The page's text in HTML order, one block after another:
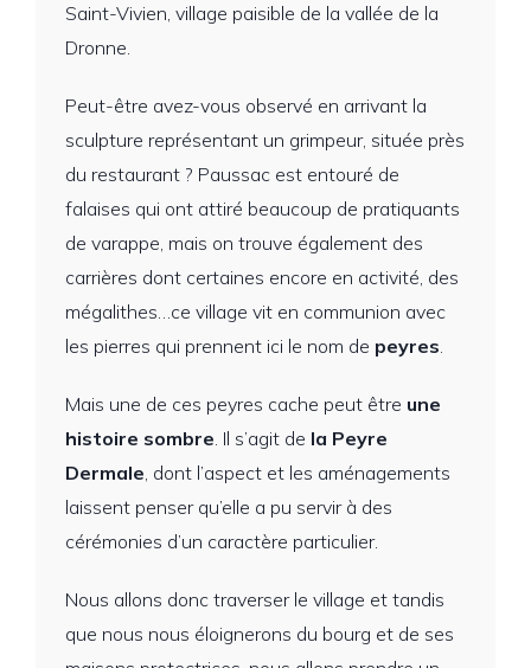
Saint-Vivien, village paisible de la vallée de la
Dronne.
Peut-être avez-vous observé en arrivant la
sculpture représentant un grimpeur, située près
du restaurant ? Paussac est entouré de
falaises qui ont attiré beaucoup de pratiquants
de varappe, mais on trouve également des
carrières dont certaines encore en activité, des
mégalithes…ce village vit en communion avec
les pierres qui prennent ici le nom de peyres.
Mais une de ces peyres cache peut être une
histoire sombre. Il s’agit de la Peyre
Dermale, dont l’aspect et les aménagements
laissent penser qu’elle a pu servir à des
cérémonies d’un caractère particulier.
Nous allons donc traverser le village et tandis
que nous nous éloignerons du bourg et de ses